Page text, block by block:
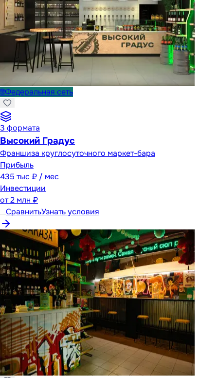
🌐Федеральная сеть
3 формата
Высокий Градус
Франшиза круглосуточного маркет-бара
Прибыль
435 тыс ₽ / мес
Инвестиции
от2 млн ₽
СравнитьУзнать условия